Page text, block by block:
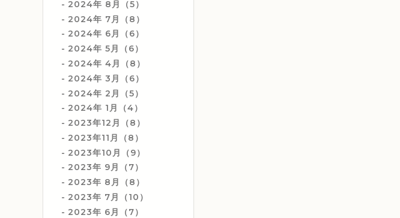
2024年 8月（5）
2024年 7月（8）
2024年 6月（6）
2024年 5月（6）
2024年 4月（8）
2024年 3月（6）
2024年 2月（5）
2024年 1月（4）
2023年12月（8）
2023年11月（8）
2023年10月（9）
2023年 9月（7）
2023年 8月（8）
2023年 7月（10）
2023年 6月（7）